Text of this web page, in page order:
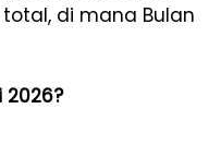
di mana Bulan
2026?